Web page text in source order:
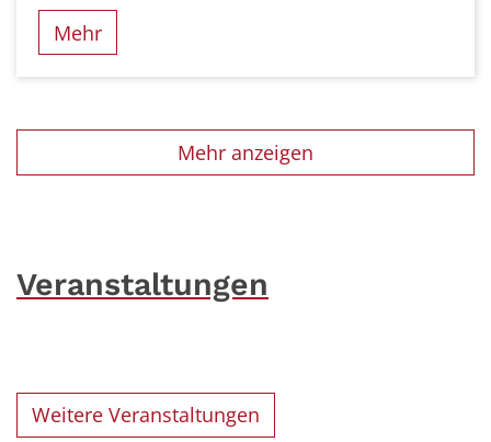
Mehr
Mehr anzeigen
Veranstaltungen
Weitere Veranstaltungen